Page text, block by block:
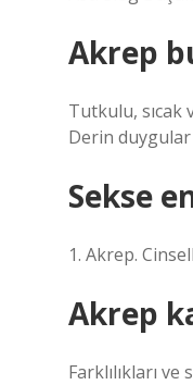
Akrep
Tutkulu,
Derin
Sekse
1. Akrep.
Akrep
Farklılıkları